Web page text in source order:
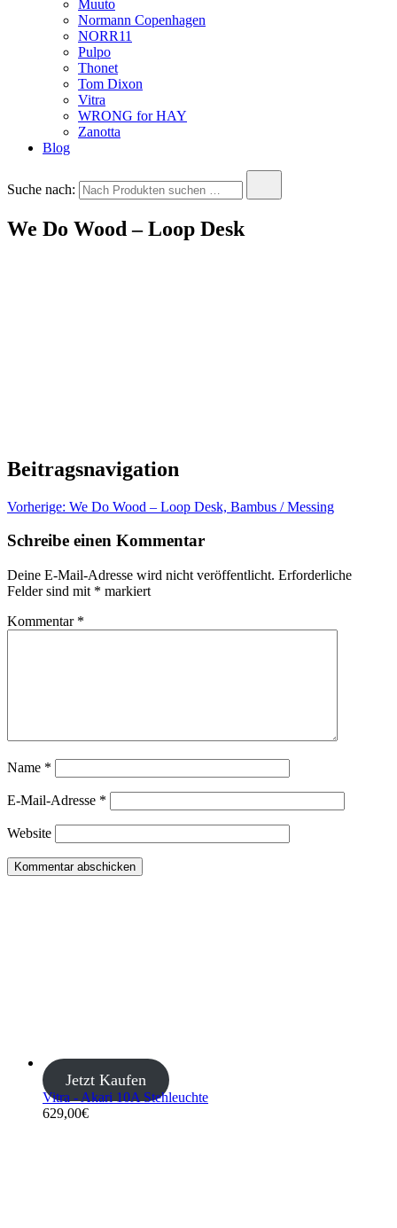
Muuto
Normann Copenhagen
NORR11
Pulpo
Thonet
Tom Dixon
Vitra
WRONG for HAY
Zanotta
Blog
Suche nach:
We Do Wood – Loop Desk
Beitragsnavigation
Vorherige: We Do Wood – Loop Desk, Bambus / Messing
Schreibe einen Kommentar
Deine E-Mail-Adresse wird nicht veröffentlicht. Erforderliche
Felder sind mit * markiert
Kommentar *
Name *
E-Mail-Adresse *
Website
Jetzt Kaufen
Vitra - Akari 10A Stehleuchte
629,00€